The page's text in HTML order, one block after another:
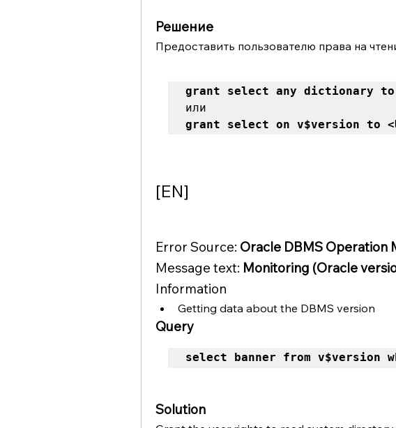
Решение
Предоставить пользователю права на
grant select any dictionary to
grant select on v$version to
[EN]
Error Source: Oracle DBMS Operation
Message text: Monitoring (Oracle
Information
Getting data about the DBMS version
Query
select banner from v$version
Solution